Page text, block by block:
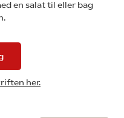
en salat til eller bag
her.